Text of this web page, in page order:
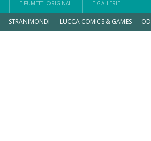
E FUMETTI ORIGINALI E GALLERIE
STRANIMONDI LUCCA COMICS & GAMES